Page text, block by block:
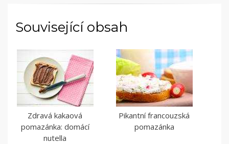
Související obsah
Zdravá kakaová
pomazánka: domácí
nutella
Pikantní francouzská
pomazánka